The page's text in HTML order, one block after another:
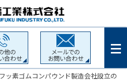
ッ素ゴムコンパウンド製造会社設立の